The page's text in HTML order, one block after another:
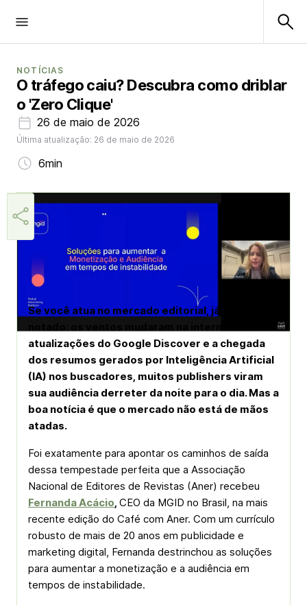
NOTÍCIAS
O tráfego caiu? Descubra como driblar
o 'Zero Clique'
26 de maio de 2026
Última atualização: 26 de maio de 2026
6min
Márcia Miranda
Se você atua no mercado editorial, já deve ter
atualizações do Google Discover e a chegada
dos resumos gerados por Inteligência Artificial
(IA) nos buscadores, muitos publishers viram
sua audiência derreter da noite para o dia. Mas a
boa notícia é que o mercado não está de mãos
atadas.
Foi exatamente para apontar os caminhos de saída
dessa tempestade perfeita que a Associação
Nacional de Editores de Revistas (Aner) recebeu
Fernanda Acácio, CEO da MGID no Brasil, na mais
recente edição do Café com Aner. Com um currículo
robusto de mais de 20 anos em publicidade e
marketing digital, Fernanda destrinchou as soluções
para aumentar a monetização e a audiência em
tempos de instabilidade.